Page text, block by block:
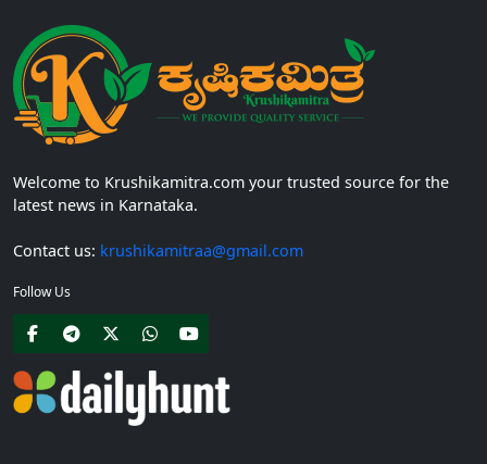
Welcome to Krushikamitra.com your trusted source for the
latest news in Karnataka.
Contact us: krushikamitraa@gmail.com
Follow Us